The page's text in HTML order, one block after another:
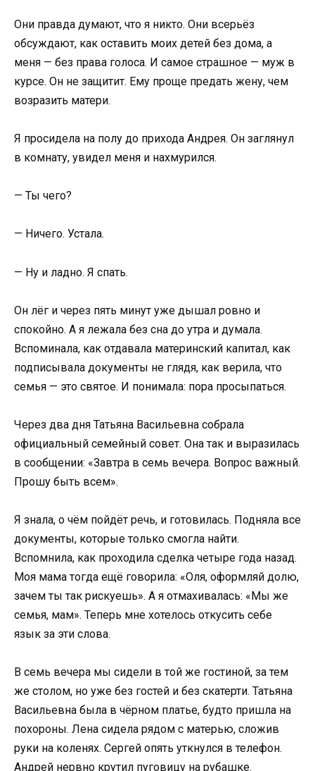
Они правда думают, что я никто. Они всерьёз
обсуждают, как оставить моих детей без дома, а
меня — без права голоса. И самое страшное — муж в
курсе. Он не защитит. Ему проще предать жену, чем
возразить матери.
Я просидела на полу до прихода Андрея. Он заглянул
в комнату, увидел меня и нахмурился.
— Ты чего?
— Ничего. Устала.
— Ну и ладно. Я спать.
Он лёг и через пять минут уже дышал ровно и
спокойно. А я лежала без сна до утра и думала.
Вспоминала, как отдавала материнский капитал, как
подписывала документы не глядя, как верила, что
семья — это святое. И понимала: пора просыпаться.
Через два дня Татьяна Васильевна собрала
официальный семейный совет. Она так и выразилась
в сообщении: «Завтра в семь вечера. Вопрос важный.
Прошу быть всем».
Я знала, о чём пойдёт речь, и готовилась. Подняла все
документы, которые только смогла найти.
Вспомнила, как проходила сделка четыре года назад.
Моя мама тогда ещё говорила: «Оля, оформляй долю,
зачем ты так рискуешь». А я отмахивалась: «Мы же
семья, мам». Теперь мне хотелось откусить себе
язык за эти слова.
В семь вечера мы сидели в той же гостиной, за тем
же столом, но уже без гостей и без скатерти. Татьяна
Васильевна была в чёрном платье, будто пришла на
похороны. Лена сидела рядом с матерью, сложив
руки на коленях. Сергей опять уткнулся в телефон.
Андрей нервно крутил пуговицу на рубашке.